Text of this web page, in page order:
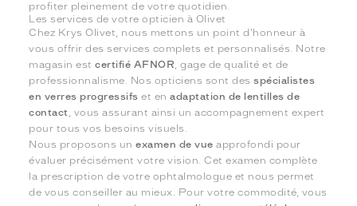
profiter pleinement de votre quotidien.
Les services de votre opticien à Olivet
Chez Krys Olivet, nous mettons un point d'honneur à
vous offrir des services complets et personnalisés. Notre
magasin estcertifié AFNOR, gage de qualité et de
professionnalisme. Nos opticiens sont desspécialistes
en verres progressifs et enadaptation de lentilles de
contact, vous assurant ainsi un accompagnement expert
pour tous vos besoins visuels.
Nous proposons unexamen de vue approfondi pour
évaluer précisément votre vision. Cet examen complète
la prescription de votre ophtalmologue et nous permet
de vous conseiller au mieux. Pour votre commodité, vous